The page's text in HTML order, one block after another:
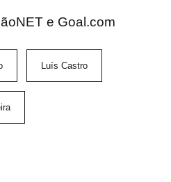
e Goal.com
Luís Castro